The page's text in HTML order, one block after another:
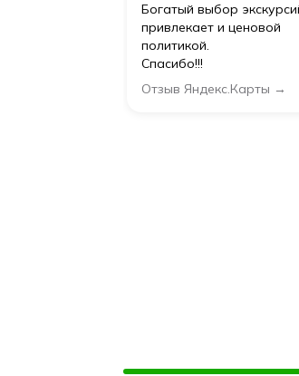
Богатый выбор
привлекает и ценовой
политикой.
Спасибо!!!
Отзыв Яндекс.Карты →